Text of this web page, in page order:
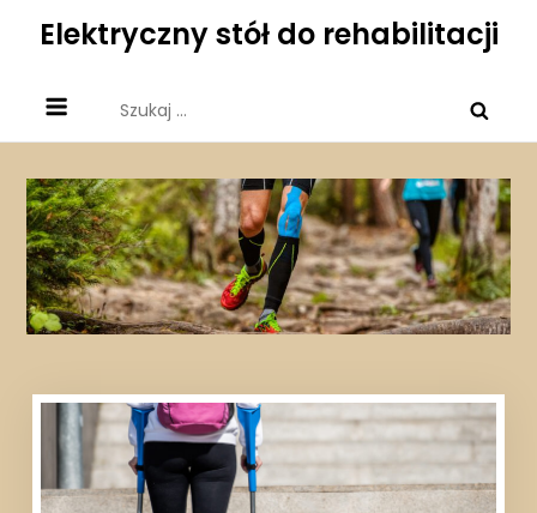
Elektryczny stół do rehabilitacji